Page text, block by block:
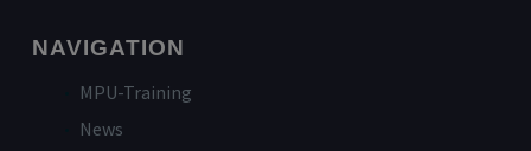
NAVIGATION
MPU-Training
News